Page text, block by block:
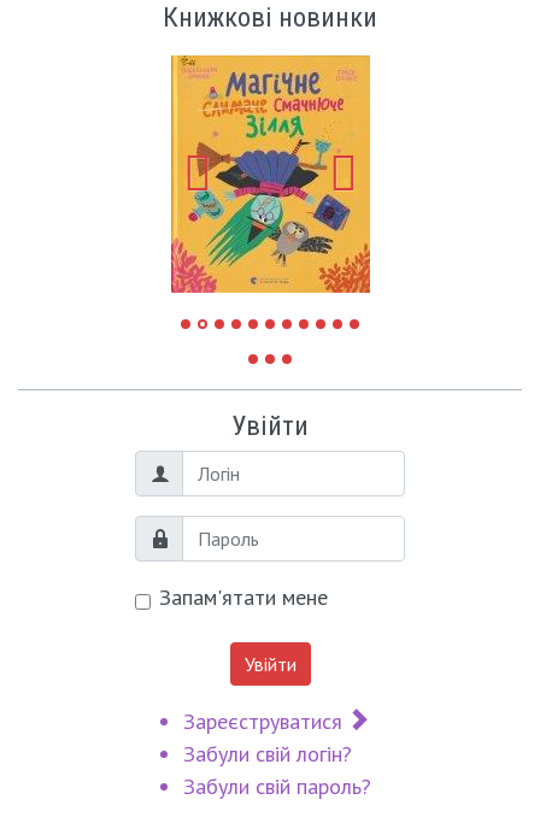
Книжкові новинки
Увійти
Логін
Пароль
Запам'ятати мене
Увійти
Зареєструватися
Забули свій логін?
Забули свій пароль?